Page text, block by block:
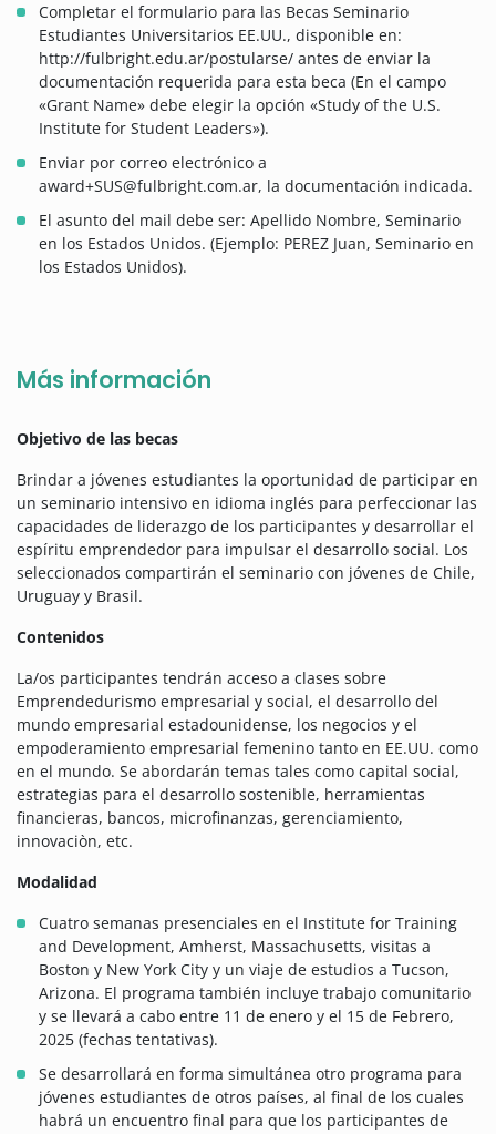
Completar el formulario para las Becas Seminario
Estudiantes Universitarios EE.UU., disponible en:
http://fulbright.edu.ar/postularse/ antes de enviar la
documentación requerida para esta beca (En el campo
«Grant Name» debe elegir la opción «Study of the U.S.
Institute for Student Leaders»).
Enviar por correo electrónico a
award+SUS@fulbright.com.ar, la documentación indicada.
El asunto del mail debe ser: Apellido Nombre, Seminario
en los Estados Unidos. (Ejemplo: PEREZ Juan, Seminario en
los Estados Unidos).
Más información
Objetivo de las becas
Brindar a jóvenes estudiantes la oportunidad de participar en
un seminario intensivo en idioma inglés para perfeccionar las
capacidades de liderazgo de los participantes y desarrollar el
espíritu emprendedor para impulsar el desarrollo social. Los
seleccionados compartirán el seminario con jóvenes de Chile,
Uruguay y Brasil.
Contenidos
La/os participantes tendrán acceso a clases sobre
Emprendedurismo empresarial y social, el desarrollo del
mundo empresarial estadounidense, los negocios y el
empoderamiento empresarial femenino tanto en EE.UU. como
en el mundo. Se abordarán temas tales como capital social,
estrategias para el desarrollo sostenible, herramientas
financieras, bancos, microfinanzas, gerenciamiento,
innovaciòn, etc.
Modalidad
Cuatro semanas presenciales en el Institute for Training
and Development, Amherst, Massachusetts, visitas a
Boston y New York City y un viaje de estudios a Tucson,
Arizona. El programa también incluye trabajo comunitario
y se llevará a cabo entre 11 de enero y el 15 de Febrero,
2025 (fechas tentativas).
Se desarrollará en forma simultánea otro programa para
jóvenes estudiantes de otros países, al final de los cuales
habrá un encuentro final para que los participantes de